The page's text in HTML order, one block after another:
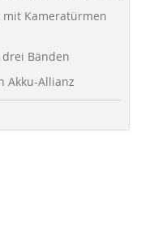
Kameratürmen
Bänden
Akku-Allianz